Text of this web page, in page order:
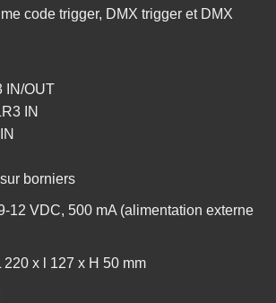
code trigger, DMX trigger et DMX
IN/OUT
IN
borniers
12 VDC, 500 mA (alimentation externe
220 x l 127 x H 50 mm